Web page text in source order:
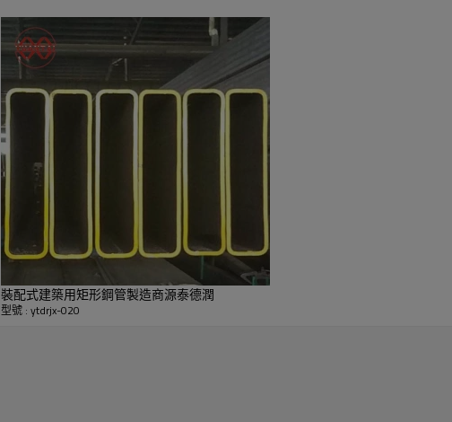
裝配式建築用矩形鋼管製造商源泰德潤
型號 : ytdrjx-020